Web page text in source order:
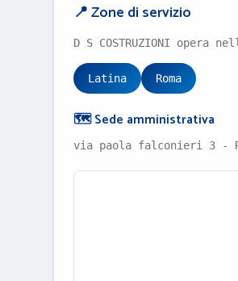
📍 Zone di servizio
D S COSTRUZIONI opera
Latina Roma
🗺️ Sede amministrativa
via paola falconieri 3 -